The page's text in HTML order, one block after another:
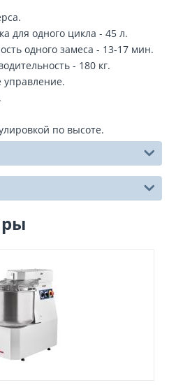
для одного цикла - 45 л.
одного замеса - 13-17 мин.
- 180 кг.
управление.
по высоте.